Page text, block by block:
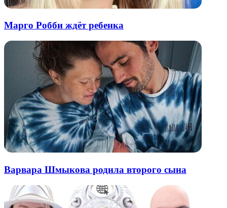
Марго Робби ждёт ребенка
Варвара Шмыкова родила второго сына